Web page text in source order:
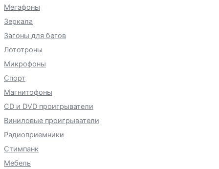
Мегафоны
Зеркала
Загоны для бегов
Лототроны
Микрофоны
Спорт
Магнитофоны
CD и DVD проигрыватели
Виниловые проигрыватели
Радиоприемники
Стимпанк
Мебель